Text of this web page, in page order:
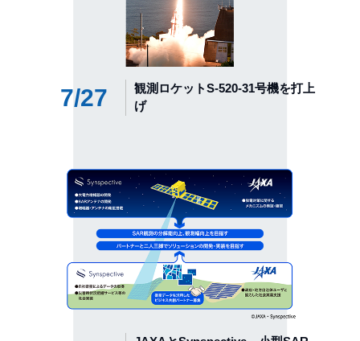
7/27
観測ロケットS-520-31号機を打上
げ